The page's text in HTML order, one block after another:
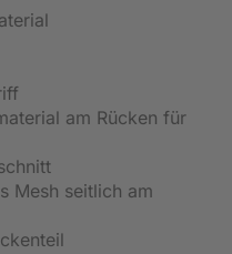
am Rücken für
Mesh seitlich am